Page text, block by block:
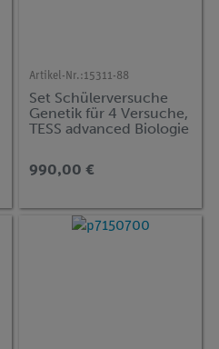
Artikel-Nr.:15311-88
Set Schülerversuche
Genetik für 4 Versuche,
TESS advanced Biologie
990,00 €